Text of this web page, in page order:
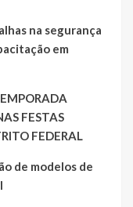
na segurança
em
FESTAS
FEDERAL
de modelos de